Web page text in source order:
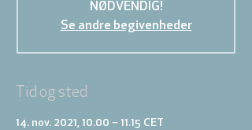
NØDVENDIG!
Se andre begivenheder
Tid og sted
14. nov. 2021, 10.00 – 11.15 CET